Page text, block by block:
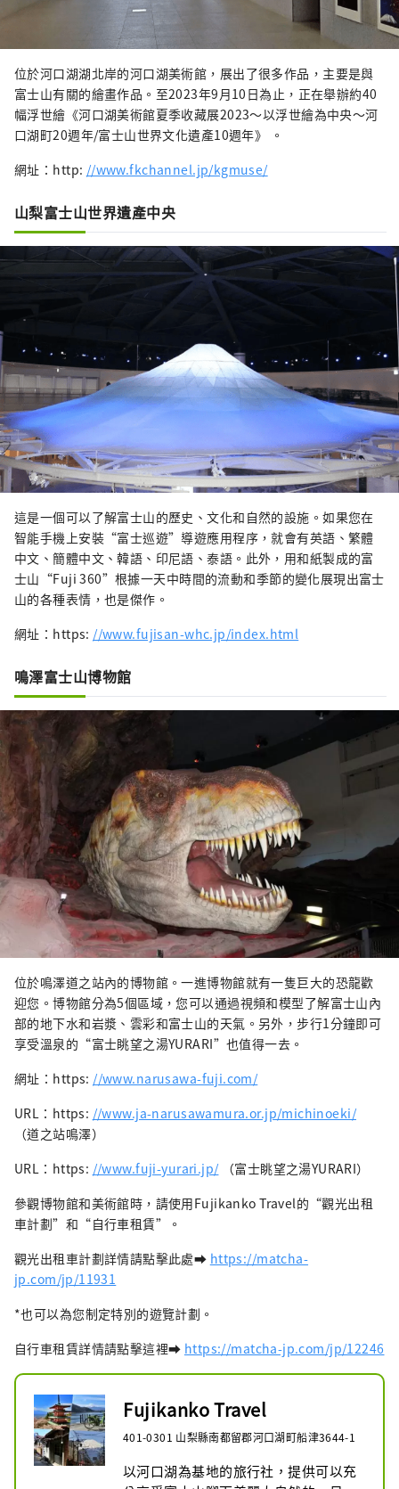
位於河口湖湖北岸的河口湖美術館，展出了很多作品，主要是與
富士山有關的繪畫作品。至2023年9月10日為止，正在舉辦約40
幅浮世繪《河口湖美術館夏季收藏展2023～以浮世繪為中央～河
口湖町20週年/富士山世界文化遺產10週年》 。
網址：http: //www.fkchannel.jp/kgmuse/
山梨富士山世界遺產中央
這是一個可以了解富士山的歷史、文化和自然的設施。如果您在
智能手機上安裝“富士巡遊”導遊應用程序，就會有英語、繁體
中文、簡體中文、韓語、印尼語、泰語。此外，用和紙製成的富
士山“Fuji 360”根據一天中時間的流動和季節的變化展現出富士
山的各種表情，也是傑作。
網址：https: //www.fujisan-whc.jp/index.html
鳴澤富士山博物館
位於鳴澤道之站內的博物館。一進博物館就有一隻巨大的恐龍歡
迎您。博物館分為5個區域，您可以通過視頻和模型了解富士山內
部的地下水和岩漿、雲彩和富士山的天氣。另外，步行1分鐘即可
享受溫泉的“富士眺望之湯YURARI”也值得一去。
網址：https: //www.narusawa-fuji.com/
URL：https: //www.ja-narusawamura.or.jp/michinoeki/
（道之站鳴澤）
URL：https: //www.fuji-yurari.jp/（富士眺望之湯YURARI）
參觀博物館和美術館時，請使用Fujikanko Travel的“觀光出租
車計劃”和“自行車租賃”。
觀光出租車計劃詳情請點擊此處➡ https://matcha-
jp.com/jp/11931
*也可以為您制定特別的遊覽計劃。
自行車租賃詳情請點擊這裡➡ https://matcha-jp.com/jp/12246
Fujikanko Travel
401-0301 山梨縣南都留郡河口湖町船津3644-1
以河口湖為基地的旅行社，提供可以充